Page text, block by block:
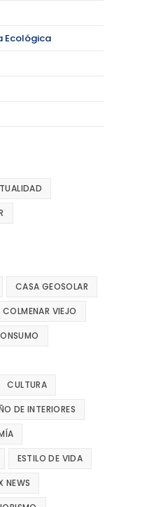
Ecológica
CASA GEOSOLAR
COLMENAR VIEJO
CULTURA
DE INTERIORES
ESTILO DE VIDA
NEWS